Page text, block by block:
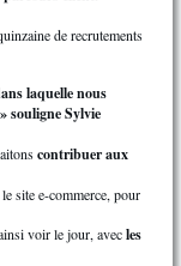
de recrutements
laquelle nous
souligne Sylvie
contribuer aux
site e-commerce, pour
voir le jour, avecles